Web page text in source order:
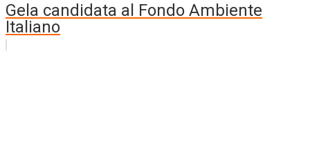
Gela candidata al Fondo Ambiente
Italiano